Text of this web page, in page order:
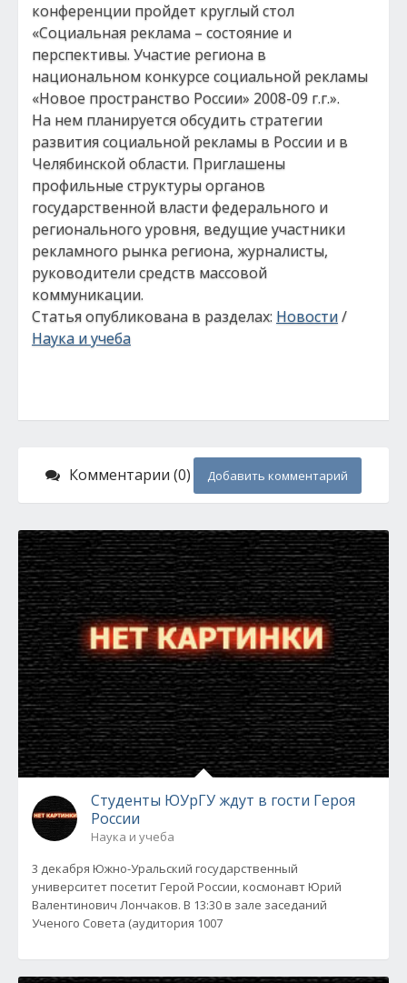
конференции пройдет круглый стол
«Социальная реклама – состояние и
перспективы. Участие региона в
национальном конкурсе социальной рекламы
«Новое пространство России» 2008-09 г.г.».
На нем планируется обсудить стратегии
развития социальной рекламы в России и в
Челябинской области. Приглашены
профильные структуры органов
государственной власти федерального и
регионального уровня, ведущие участники
рекламного рынка региона, журналисты,
руководители средств массовой
коммуникации.
Статья опубликована в разделах: Новости/
Наука и учеба
Комментарии (0) Добавить комментарий
Студенты ЮУрГУ ждут в гости Героя
России
Наука и учеба
3 декабря Южно-Уральский государственный
университет посетит Герой России, космонавт Юрий
Валентинович Лончаков. В 13:30 в зале заседаний
Ученого Совета (аудитория 1007